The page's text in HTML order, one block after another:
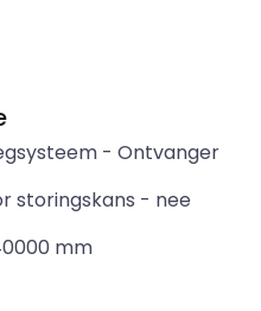
- Ontvanger
storingskans - nee
mm